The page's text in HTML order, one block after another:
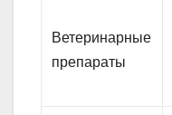
Ветеринарные
препараты